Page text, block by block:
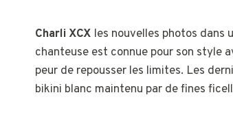
Charli XCX les nouvelles photos dans
chanteuse est connue pour son style
peur de repousser les limites. Les
bikini blanc maintenu par de fines